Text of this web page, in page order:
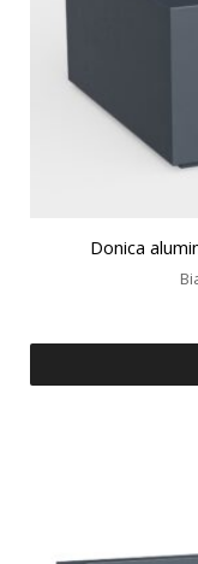
Donica